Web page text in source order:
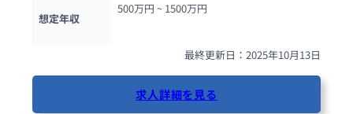
想定年収
500万円 ~ 1500万円
最終更新日：2025年10月13日
求人詳細を見る